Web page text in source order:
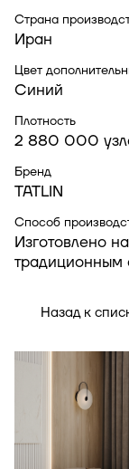
Страна
Иран
Цвет
Синий
Плотность
2 880 000
Бренд
TATLIN
Способ
Изготовлено
традиционным
Назад к